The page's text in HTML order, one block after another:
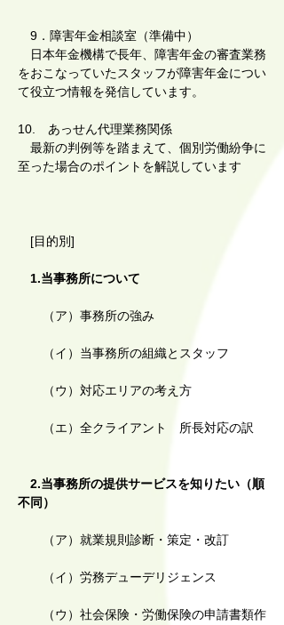
9．障害年金相談室（準備中）
日本年金機構で長年、障害年金の審査業務
をおこなっていたスタッフが障害年金につい
て役立つ情報を発信しています。
10. あっせん代理業務関係
最新の判例等を踏まえて、個別労働紛争に
至った場合のポイントを解説しています
[目的別]
1.当事務所について
（ア）事務所の強み
（イ）当事務所の組織とスタッフ
（ウ）対応エリアの考え方
（エ）全クライアント 所長対応の訳
2.当事務所の提供サービスを知りたい（順
不同）
（ア）就業規則診断・策定・改訂
（イ）労務デューデリジェンス
（ウ）社会保険・労働保険の申請書類作